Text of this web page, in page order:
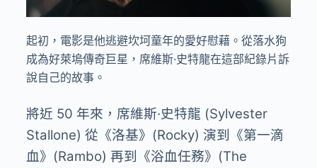
起初，電影是他逃避坎坷童年的愛好慰藉。從落水狗
成為好萊塢傳奇巨星，席維斯·史特龍在這部紀錄片訴
說自己的故事。
將近 50 年來，席維斯·史特龍 (Sylvester
Stallone) 從《洛基》(Rocky) 演到《第一滴
血》(Rambo) 再到《浴血任務》(The